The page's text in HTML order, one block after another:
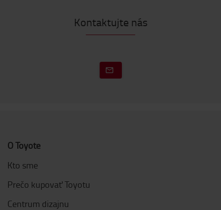
Kontaktujte nás
O Toyote
Kto sme
Prečo kupovať Toyotu
Centrum dizajnu